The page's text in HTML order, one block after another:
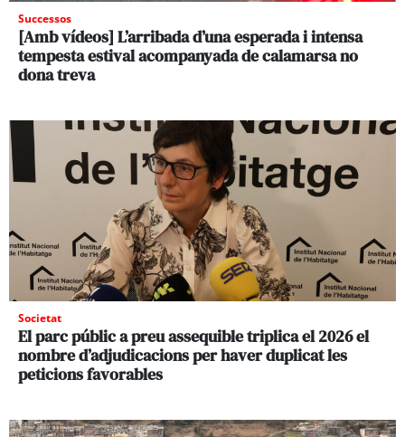
Successos
[Amb vídeos] L’arribada d’una esperada i intensa
tempesta estival acompanyada de calamarsa no
dona treva
Societat
El parc públic a preu assequible triplica el 2026 el
nombre d’adjudicacions per haver duplicat les
peticions favorables